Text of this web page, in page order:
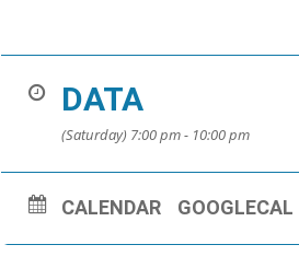
DATA
(Saturday) 7:00 pm - 10:00 pm
CALENDAR GOOGLECAL